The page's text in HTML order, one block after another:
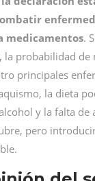
medicamentos.
la probabilidad de
principales
la dieta
y la falta de
pero